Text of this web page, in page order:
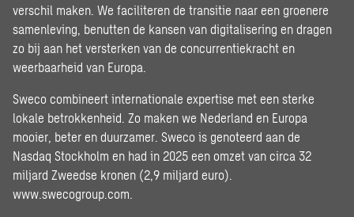
verschil maken. We faciliteren de transitie naar een groenere
samenleving, benutten de kansen van digitalisering en dragen
zo bij aan het versterken van de concurrentiekracht en
weerbaarheid van Europa.
Sweco combineert internationale expertise met een sterke
lokale betrokkenheid. Zo maken we Nederland en Europa
mooier, beter en duurzamer. Sweco is genoteerd aan de
Nasdaq Stockholm en had in 2025 een omzet van circa 32
miljard Zweedse kronen (2,9 miljard euro).
www.swecogroup.com